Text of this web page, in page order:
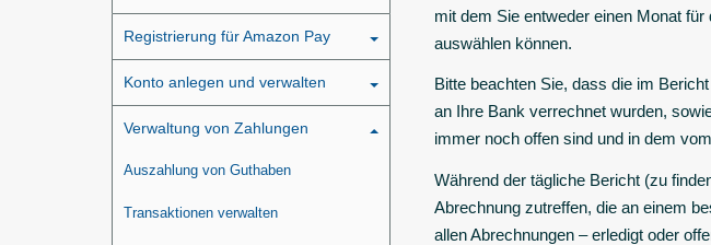
Registrierung für Amazon Pay
Konto anlegen und verwalten
Verwaltung von Zahlungen
Auszahlung von Guthaben
Transaktionen verwalten
mit dem Sie entweder einen Monat
auswählen können.
Bitte beachten Sie, dass die im
an Ihre Bank verrechnet wurden,
immer noch offen sind und in dem
Während der tägliche Bericht (zu
Abrechnung zutreffen, die an einem
allen Abrechnungen – erledigt oder